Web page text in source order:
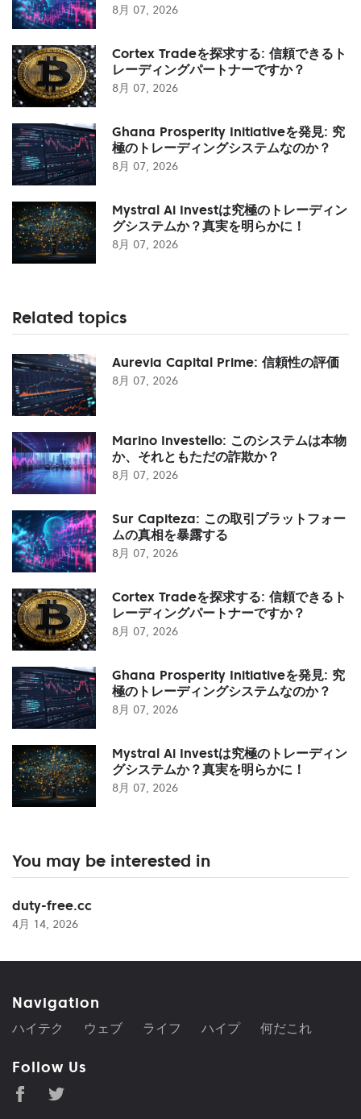
8月 07, 2026
Cortex Tradeを探求する: 信頼できるト
レーディングパートナーですか？
8月 07, 2026
Ghana Prosperity Initiativeを発見: 究
極のトレーディングシステムなのか？
8月 07, 2026
Mystral Ai Investは究極のトレーディン
グシステムか？真実を明らかに！
8月 07, 2026
Related topics
Aurevia Capital Prime: 信頼性の評価
8月 07, 2026
Marino Investello: このシステムは本物
か、それともただの詐欺か？
8月 07, 2026
Sur Capiteza: この取引プラットフォー
ムの真相を暴露する
8月 07, 2026
Cortex Tradeを探求する: 信頼できるト
レーディングパートナーですか？
8月 07, 2026
Ghana Prosperity Initiativeを発見: 究
極のトレーディングシステムなのか？
8月 07, 2026
Mystral Ai Investは究極のトレーディン
グシステムか？真実を明らかに！
8月 07, 2026
You may be interested in
duty-free.cc
4月 14, 2026
Navigation
ハイテク ウェブ ライフ ハイプ 何だこれ
Follow Us